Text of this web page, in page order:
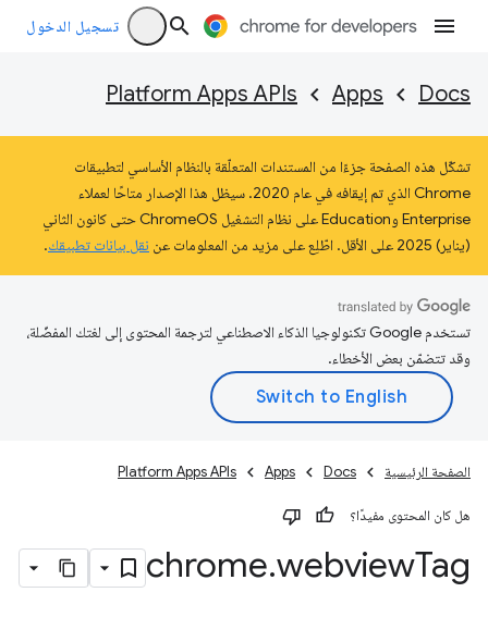
تسجيل الدخول
Docs
Apps
Platform Apps APIs
تشكّل هذه الصفحة جزءًا من المستندات المتعلّقة بالنظام الأساسي لتطبيقات
Chrome الذي تم إيقافه في عام 2020. سيظل هذا الإصدار متاحًا لعملاء
Enterprise وEducation على نظام التشغيل ChromeOS حتى كانون الثاني
(يناير) 2025 على الأقل. اطّلِع على مزيد من المعلومات عن
نقل بيانات تطبيقك.
تستخدم Google تكنولوجيا الذكاء الاصطناعي لترجمة المحتوى إلى لغتك المفضّلة،
وقد تتضمّن بعض الأخطاء.
الصفحة الرئيسية Docs
Apps
Platform Apps APIs
هل كان المحتوى مفيدًا؟
chrome.webviewTag